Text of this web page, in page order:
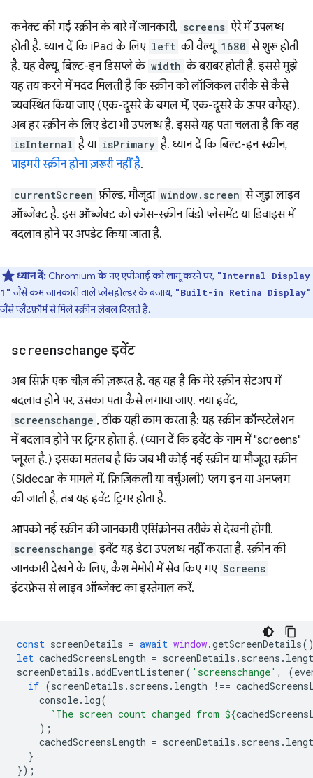
कनेक्ट की गई स्क्रीन के बारे में जानकारी, screens ऐरे में उपलब्ध
होती है. ध्यान दें कि iPad के लिए left की वैल्यू 1680 से शुरू होती
है. यह वैल्यू, बिल्ट-इन डिसप्ले के width के बराबर होती है. इससे मुझे
यह तय करने में मदद मिलती है कि स्क्रीन को लॉजिकल तरीके से कैसे
व्यवस्थित किया जाए (एक-दूसरे के बगल में, एक-दूसरे के ऊपर वगैरह).
अब हर स्क्रीन के लिए डेटा भी उपलब्ध है. इससे यह पता चलता है कि वह
isInternal है या isPrimary है. ध्यान दें कि बिल्ट-इन स्क्रीन,
प्राइमरी स्क्रीन होना ज़रूरी नहीं है.
currentScreen फ़ील्ड, मौजूदा window.screen से जुड़ा लाइव
ऑब्जेक्ट है. इस ऑब्जेक्ट को क्रॉस-स्क्रीन विंडो प्लेसमेंट या डिवाइस में
बदलाव होने पर अपडेट किया जाता है.
ध्यान दें: Chromium के नए एपीआई को लागू करने पर, "Internal Display
1" जैसे कम जानकारी वाले प्लेसहोल्डर के बजाय, "Built-in Retina Display"
जैसे प्लैटफ़ॉर्म से मिले स्क्रीन लेबल दिखते हैं.
screenschange इवेंट
अब सिर्फ़ एक चीज़ की ज़रूरत है. वह यह है कि मेरे स्क्रीन सेटअप में
बदलाव होने पर, उसका पता कैसे लगाया जाए. नया इवेंट,
screenschange , ठीक यही काम करता है: यह स्क्रीन कॉन्स्टेलेशन
में बदलाव होने पर ट्रिगर होता है. (ध्यान दें कि इवेंट के नाम में "screens"
प्लूरल है.) इसका मतलब है कि जब भी कोई नई स्क्रीन या मौजूदा स्क्रीन
(Sidecar के मामले में, फ़िज़िकली या वर्चुअली) प्लग इन या अनप्लग
की जाती है, तब यह इवेंट ट्रिगर होता है.
आपको नई स्क्रीन की जानकारी एसिंक्रोनस तरीके से देखनी होगी.
screenschange इवेंट यह डेटा उपलब्ध नहीं कराता है. स्क्रीन की
जानकारी देखने के लिए, कैश मेमोरी में सेव किए गए Screens
इंटरफ़ेस से लाइव ऑब्जेक्ट का इस्तेमाल करें.
const screenDetails = await window.getScreenDetails
let cachedScreensLength = screenDetails . screens .
screenDetails .addEventListener( 'screenschange' , (
if (screenDetails . screens . length !==
console. log(
`The screen count changed from ${
);
cachedScreensLength = screenDetails . screens .
}
});